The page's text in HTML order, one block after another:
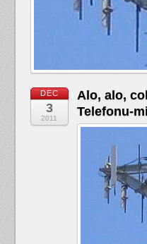
DEC
3
2011
Alo, alo,
Telefonu-